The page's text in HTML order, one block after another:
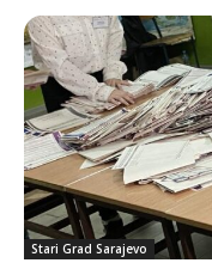
Stari Grad Sarajevo